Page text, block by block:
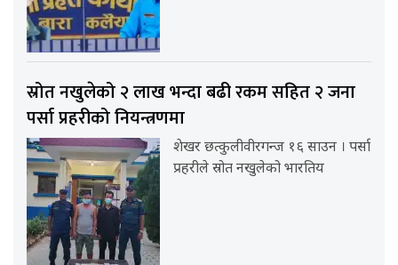
स्रोत नखुलेको २ लाख भन्दा बढी रकम सहित २ जना
पर्सा प्रहरीको नियन्त्रणमा
शेखर छत्कुलीवीरगन्ज १६ साउन । पर्सा
प्रहरीले स्रोत नखुलेको भारतिय